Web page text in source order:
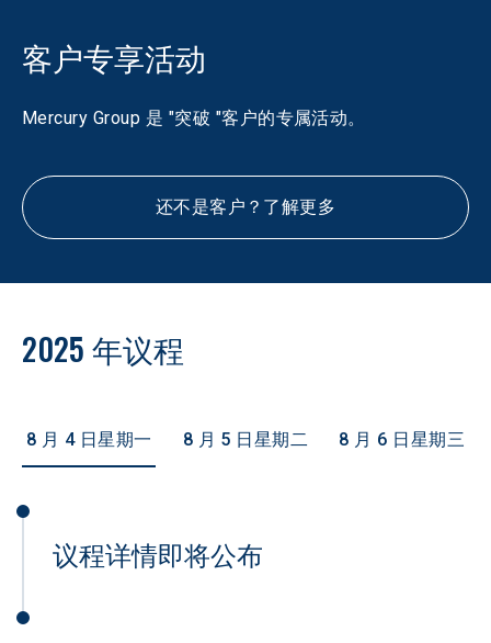
客户专享活动
Mercury Group 是 "突破 "客户的专属活动。
还不是客户？了解更多
2025 年议程
8 月 4 日星期一 8 月 5 日星期二 8 月 6 日星期三
议程详情即将公布